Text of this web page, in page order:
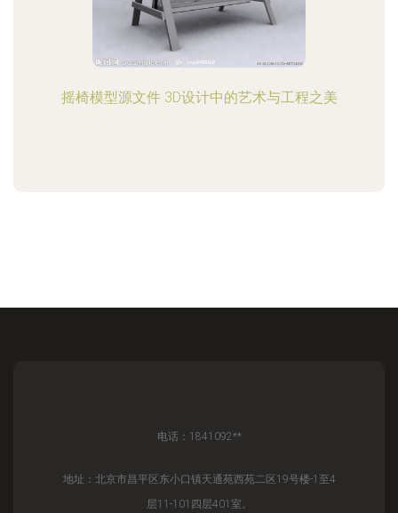
摇椅模型源文件 3D设计中的艺术与工程之美
电话：1841092**
地址：北京市昌平区东小口镇天通苑西苑二区19号楼-1至4
层11-101四层401室。